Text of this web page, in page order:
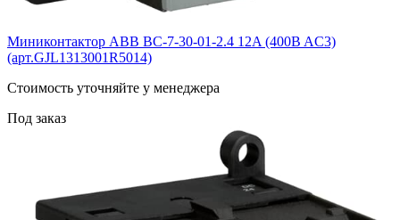
Миниконтактор ABB BС-7-30-01-2.4 12A (400B AC3)
(арт.GJL1313001R5014)
Cтоимость уточняйте у менеджера
Под заказ